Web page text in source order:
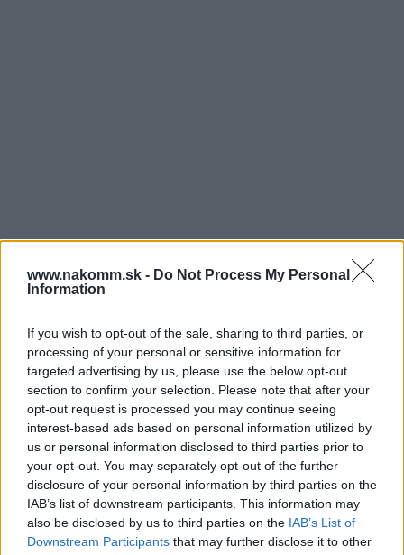
www.nakomm.sk - Do Not Process My Personal
Information
If you wish to opt-out of the sale, sharing to third parties, or
processing of your personal or sensitive information for
targeted advertising by us, please use the below opt-out
section to confirm your selection. Please note that after your
opt-out request is processed you may continue seeing
interest-based ads based on personal information utilized by
us or personal information disclosed to third parties prior to
your opt-out. You may separately opt-out of the further
disclosure of your personal information by third parties on the
IAB’s list of downstream participants. This information may
also be disclosed by us to third parties on the IAB’s List of
Downstream Participants that may further disclose it to other
Súbory na stiahnutie
Karta_produktowa_CS-
Prečo si vybrať tento produkt?
Úchyt na vnútorné čelo vyrobený z ocele, dostupný v dvoch
farbách. Výrobok je určený pre zásuvky Axis Pro výšky A.
Umožňuje vytvoriť vnútornú zásuvku. Sada obsahuje ľavý a pravý
úchyt.
Parametre